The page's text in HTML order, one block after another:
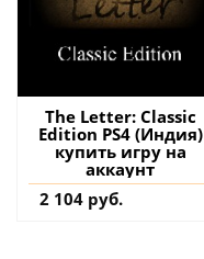
The Letter: Classic
Edition PS4 (Индия)
купить игру на
аккаунт
2 104 руб.